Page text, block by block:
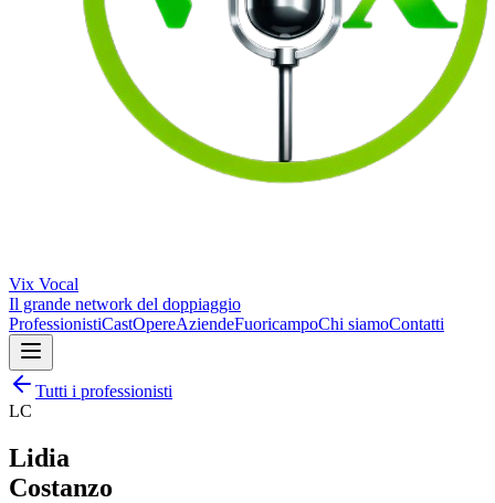
Vix Vocal
Il grande network del doppiaggio
ProfessionistiCastOpereAziendeFuoricampoChi siamoContatti
Tutti i professionisti
LC
Lidia
Costanzo